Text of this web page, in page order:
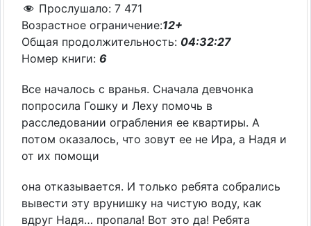
Прослушало: 7 471
Возрастное ограничение:12+
Общая продолжительность: 04:32:27
Номер книги: 6
Все началось с вранья. Сначала девчонка
попросила Гошку и Леху помочь в
расследовании ограбления ее квартиры. А
потом оказалось, что зовут ее не Ира, а Надя и
от их помощи
она отказывается. И только ребята собрались
вывести эту врунишку на чистую воду, как
вдруг Надя… пропала! Вот это да! Ребята